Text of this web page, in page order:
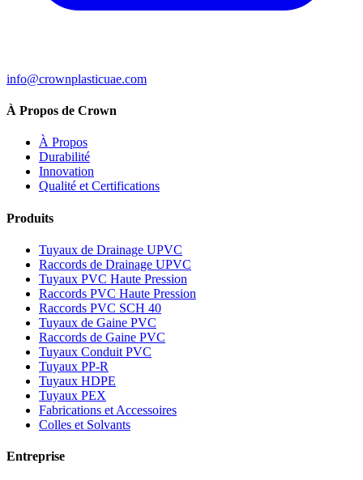
info@crownplasticuae.com
À Propos de Crown
À Propos
Durabilité
Innovation
Qualité et Certifications
Produits
Tuyaux de Drainage UPVC
Raccords de Drainage UPVC
Tuyaux PVC Haute Pression
Raccords PVC Haute Pression
Raccords PVC SCH 40
Tuyaux de Gaine PVC
Raccords de Gaine PVC
Tuyaux Conduit PVC
Tuyaux PP-R
Tuyaux HDPE
Tuyaux PEX
Fabrications et Accessoires
Colles et Solvants
Entreprise